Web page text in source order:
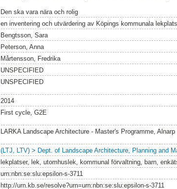
Den ska vara nära och rolig
en inventering och utvärdering av Köpings kommunala
Bengtsson, Sara
Peterson, Anna
Mårtensson, Fredrika
UNSPECIFIED
UNSPECIFIED
2014
First cycle, G2E
LARKA Landscape Architecture - Master's Programme,
(LTJ, LTV) > Dept. of Landscape Architecture, Planning and
lekplatser, lek, utomhuslek, kommunal förvaltning, barn,
urn:nbn:se:slu:epsilon-s-3711
http://urn.kb.se/resolve?urn=urn:nbn:se:slu:epsilon-s-3711